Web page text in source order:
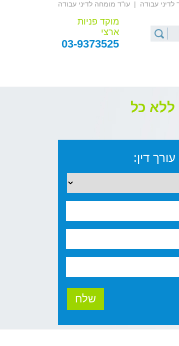
לדיני עבודה | עו"ד מומחה לדיני עבודה
מוקד פניות
ארצי
03-9373525
ללא כל
דין: